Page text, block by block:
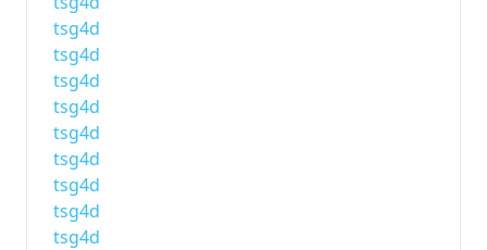
tsg4d
tsg4d
tsg4d
tsg4d
tsg4d
tsg4d
tsg4d
tsg4d
tsg4d